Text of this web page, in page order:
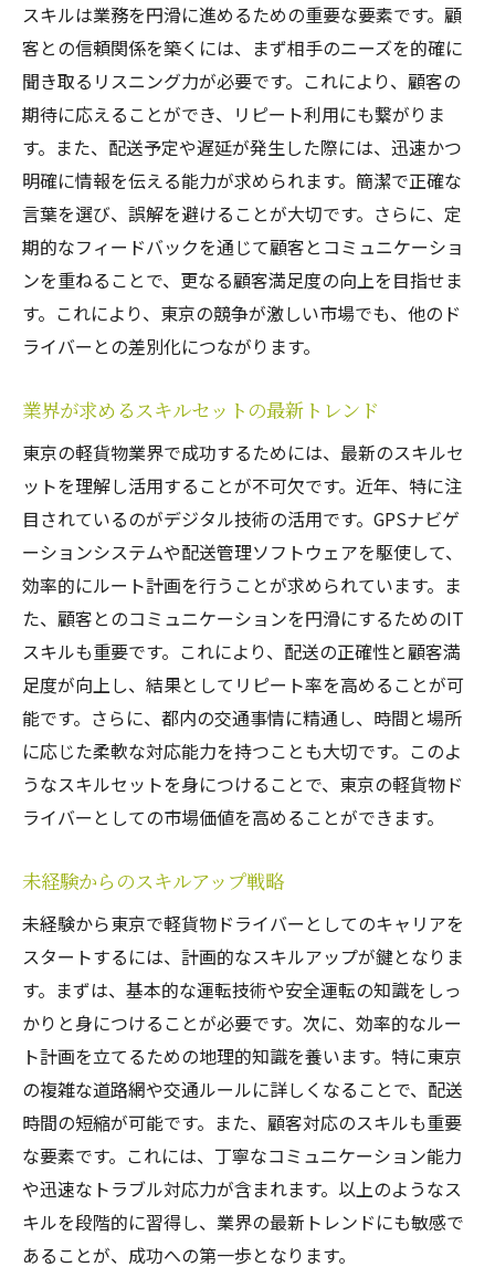
スキルは業務を円滑に進めるための重要な要素です。顧
客との信頼関係を築くには、まず相手のニーズを的確に
聞き取るリスニング力が必要です。これにより、顧客の
期待に応えることができ、リピート利用にも繋がりま
す。また、配送予定や遅延が発生した際には、迅速かつ
明確に情報を伝える能力が求められます。簡潔で正確な
言葉を選び、誤解を避けることが大切です。さらに、定
期的なフィードバックを通じて顧客とコミュニケーショ
ンを重ねることで、更なる顧客満足度の向上を目指せま
す。これにより、東京の競争が激しい市場でも、他のド
ライバーとの差別化につながります。
業界が求めるスキルセットの最新トレンド
東京の軽貨物業界で成功するためには、最新のスキルセ
ットを理解し活用することが不可欠です。近年、特に注
目されているのがデジタル技術の活用です。GPSナビゲ
ーションシステムや配送管理ソフトウェアを駆使して、
効率的にルート計画を行うことが求められています。ま
た、顧客とのコミュニケーションを円滑にするためのIT
スキルも重要です。これにより、配送の正確性と顧客満
足度が向上し、結果としてリピート率を高めることが可
能です。さらに、都内の交通事情に精通し、時間と場所
に応じた柔軟な対応能力を持つことも大切です。このよ
うなスキルセットを身につけることで、東京の軽貨物ド
ライバーとしての市場価値を高めることができます。
未経験からのスキルアップ戦略
未経験から東京で軽貨物ドライバーとしてのキャリアを
スタートするには、計画的なスキルアップが鍵となりま
す。まずは、基本的な運転技術や安全運転の知識をしっ
かりと身につけることが必要です。次に、効率的なルー
ト計画を立てるための地理的知識を養います。特に東京
の複雑な道路網や交通ルールに詳しくなることで、配送
時間の短縮が可能です。また、顧客対応のスキルも重要
な要素です。これには、丁寧なコミュニケーション能力
や迅速なトラブル対応力が含まれます。以上のようなス
キルを段階的に習得し、業界の最新トレンドにも敏感で
あることが、成功への第一歩となります。